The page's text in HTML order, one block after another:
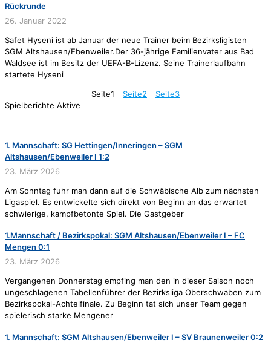
Rückrunde
26. Januar 2022
Safet Hyseni ist ab Januar der neue Trainer beim Bezirksligisten
SGM Altshausen/Ebenweiler.Der 36-jährige Familienvater aus Bad
Waldsee ist im Besitz der UEFA-B-Lizenz. Seine Trainerlaufbahn
startete Hyseni
Seite1 Seite2 Seite3
Spielberichte Aktive
1. Mannschaft: SG Hettingen/Inneringen – SGM
Altshausen/Ebenweiler I 1:2
23. März 2026
Am Sonntag fuhr man dann auf die Schwäbische Alb zum nächsten
Ligaspiel. Es entwickelte sich direkt von Beginn an das erwartet
schwierige, kampfbetonte Spiel. Die Gastgeber
1.Mannschaft / Bezirkspokal: SGM Altshausen/Ebenweiler I – FC
Mengen 0:1
23. März 2026
Vergangenen Donnerstag empfing man den in dieser Saison noch
ungeschlagenen Tabellenführer der Bezirksliga Oberschwaben zum
Bezirkspokal-Achtelfinale. Zu Beginn tat sich unser Team gegen
spielerisch starke Mengener
1. Mannschaft: SGM Altshausen/Ebenweiler I – SV Braunenweiler 0:2